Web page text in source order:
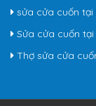
sửa cửa cuốn tại
Sửa cửa cuốn
Thợ sửa cửa